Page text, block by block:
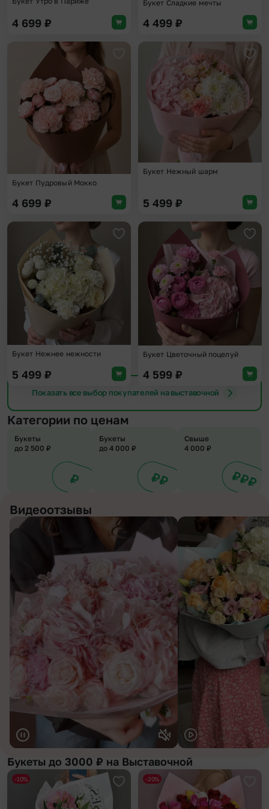
4 699 ₽
Букет Сладкие мечты
4 499 ₽
Добавить в избранное
Букет Пудровый Мокко
4 699 ₽
Букет Нежный шарм
5 499 ₽
Добавить в избранное
Букет Нежнее нежности
5 499 ₽
Букет Цветочный поцелуй
4 599 ₽
Показать все выбор покупателей на выставочной
Категории по ценам
Букеты
до 2 500 ₽
Букеты
до 4 000 ₽
Свыше
4 000 ₽
Видеоотзывы
Букеты до 3000 ₽ на Выставочной
Добавить в избранное
-10% -20%